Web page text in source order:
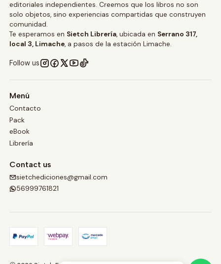
editoriales independientes. Creemos que los libros no son
solo objetos, sino experiencias compartidas que construyen
comunidad.
Te esperamos en Sietch Librería, ubicada en Serrano 317,
local 3, Limache, a pasos de la estación Limache.
Follow us
Menú
Contacto
Pack
eBook
Librería
Contact us
sietchediciones@gmail.com
56999761821